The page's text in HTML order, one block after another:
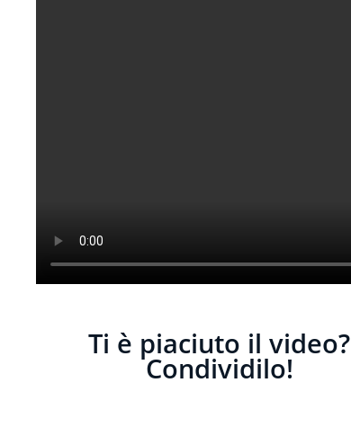
Ti è piaciuto il video?
Condividilo!